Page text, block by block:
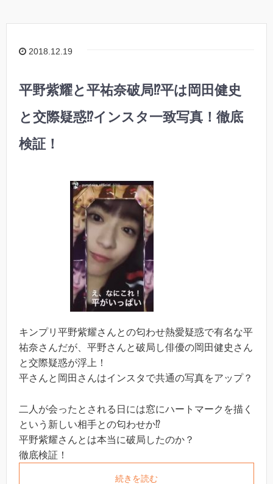
2018.12.19
平野紫耀と平祐奈破局⁉︎平は岡田健史
と交際疑惑⁉︎インスタ一致写真！徹底
検証！
キンプリ平野紫耀さんとの匂わせ熱愛疑惑で有名な平
祐奈さんだが、平野さんと破局し俳優の岡田健史さん
と交際疑惑が浮上！
平さんと岡田さんはインスタで共通の写真をアップ？
二人が会ったとされる日には窓にハートマークを描く
という新しい相手との匂わせか⁉︎
平野紫耀さんとは本当に破局したのか？
徹底検証！
続きを読む